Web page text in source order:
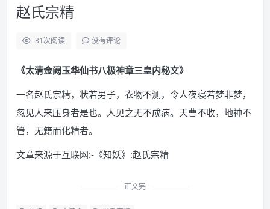
赵氏宗精
31次阅读 没有评论
《太清金阙玉华仙书八极神章三皇内秘文》
一名赵氏宗精，状若男子，衣物不测，令人夜寝若梦非梦，
忽见人来压身者是也。人见之无不成病。天曹不收，地神不
管，无籍而化精者。
文章来源于互联网:-《知妖》:赵氏宗精
正文完